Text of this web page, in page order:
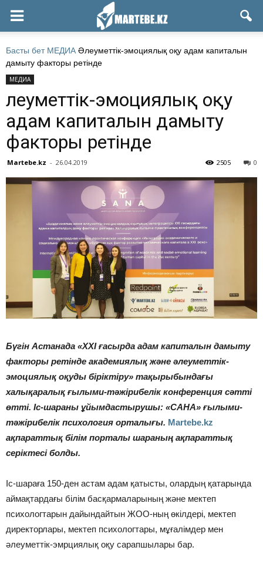
Басты бет МЕДИА Әлеуметтік-эмоциялық оқу адам капиталын
дамыту факторы ретінде
МЕДИА
Әлеуметтік-эмоциялық оқу
адам капиталын дамыту
факторы ретінде
Martebe.kz - 26.04.2019 0
2505
Бүгін Астанада «XXI ғасырда адам капиталын дамыту
факторы ретінде академиялық және әлеуметтік-
эмоциялық оқуды біріктіру» тақырыбындағы
халықаралық ғылыми-тәжірибелік конференция сәтті
өтті. Іс-шараны ұйымдастырушы: «САНА» ғылыми-
тәжірибелік психология орталығы. Martebe.kz
ақпараттық білім порталы шараның ақпараттық
серіктесі болды.
Іс-шараға 150-ден астам адам қатысты, олардың қатарында
аймақтардағы білім басқармаларының және мектеп
психологтарын дайындайтын ЖОО-ның өкілдері, мектеп
директорлары, мектеп психологтары, мұғалімдер мен
әлеуметтік-эмрциялық оқу сарапшылары бар.